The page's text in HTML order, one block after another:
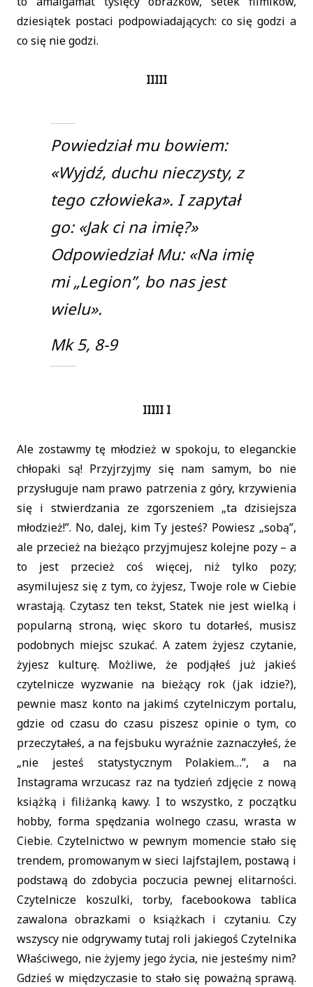
dziesiątek postaci podpowiadających: co się godzi a
co się nie godzi.
IIIII
Powiedział mu bowiem:
«Wyjdź, duchu nieczysty, z
tego człowieka». I zapytał
go: «Jak ci na imię?»
Odpowiedział Mu: «Na imię
mi „Legion”, bo nas jest
wielu».
Mk 5, 8-9
IIIII I
Ale zostawmy tę młodzież w spokoju, to eleganckie
chłopaki są! Przyjrzyjmy się nam samym, bo nie
przysługuje nam prawo patrzenia z góry, krzywienia
się i stwierdzania ze zgorszeniem „ta dzisiejsza
młodzież!”. No, dalej, kim Ty jesteś? Powiesz „sobą”,
ale przecież na bieżąco przyjmujesz kolejne pozy – a
to jest przecież coś więcej, niż tylko pozy;
asymilujesz się z tym, co żyjesz, Twoje role w Ciebie
wrastają. Czytasz ten tekst, Statek nie jest wielką i
popularną stroną, więc skoro tu dotarłeś, musisz
podobnych miejsc szukać. A zatem żyjesz czytanie,
żyjesz kulturę. Możliwe, że podjąłeś już jakieś
czytelnicze wyzwanie na bieżący rok (jak idzie?),
pewnie masz konto na jakimś czytelniczym portalu,
gdzie od czasu do czasu piszesz opinie o tym, co
przeczytałeś, a na fejsbuku wyraźnie zaznaczyłeś, że
„nie jesteś statystycznym Polakiem…”, a na
Instagrama wrzucasz raz na tydzień zdjęcie z nową
książką i filiżanką kawy. I to wszystko, z początku
hobby, forma spędzania wolnego czasu, wrasta w
Ciebie. Czytelnictwo w pewnym momencie stało się
trendem, promowanym w sieci lajfstajlem, postawą i
podstawą do zdobycia poczucia pewnej elitarności.
Czytelnicze koszulki, torby, facebookowa tablica
zawalona obrazkami o książkach i czytaniu. Czy
wszyscy nie odgrywamy tutaj roli jakiegoś Czytelnika
Właściwego, nie żyjemy jego życia, nie jesteśmy nim?
Gdzieś w międzyczasie to stało się poważną sprawą.